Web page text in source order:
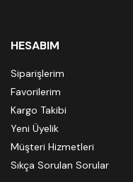
HESABIM
Siparişlerim
Favorilerim
Kargo Takibi
Yeni Üyelik
Müşteri Hizmetleri
Sıkça Sorulan Sorular